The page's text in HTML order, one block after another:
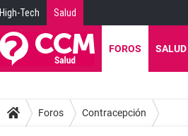
High-Tech Salud
FOROS SALUD
Foros Contracepción